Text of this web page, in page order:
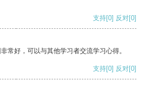
支持[0] 反对[0]
常好，可以与其他学习者交流学习心得。
支持[0] 反对[0]